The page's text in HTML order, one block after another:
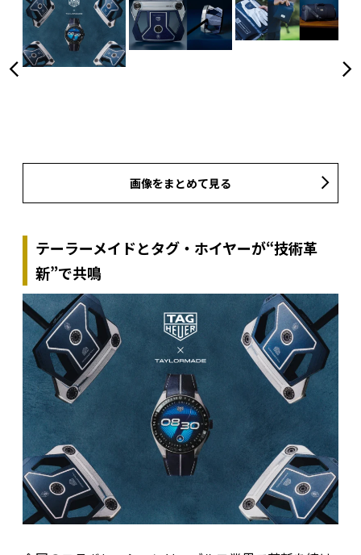
画像をまとめて見る
テーラーメイドとタグ・ホイヤーが“技術革
新”で共鳴